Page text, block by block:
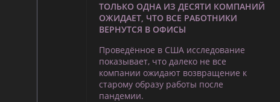
ТОЛЬКО ОДНА ИЗ ДЕСЯТИ КОМПАНИЙ
ОЖИДАЕТ, ЧТО ВСЕ РАБОТНИКИ
ВЕРНУТСЯ В ОФИСЫ
Проведённое в США исследование
показывает, что далеко не все
компании ожидают возвращение к
старому образу работы после
пандемии.